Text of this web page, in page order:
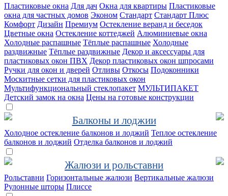
Пластиковые окна Для дач Окна для квартиры Пластиковые
окна для частных домов Эконом Стандарт Стандарт Плюс
Комфорт Дизайн Премиум Остекление веранд и беседок
Цветные окна Остекление коттеджей Алюминиевые окна
Холодные распашные Тёплые распашные Холодные
раздвижные Тёплые раздвижные Декор и аксессуары для
пластиковых окон ПВХ Декор пластиковых окон шпросами
Ручки для окон и дверей Отливы Откосы Подоконники
Москитные сетки для пластиковых окон
Мультифункциональный стеклопакет МУЛЬТИПАКЕТ
Детский замок на окна Цены на готовые конструкции
Балконы и лоджии
Холодное остекление балконов и лоджий Теплое остекление
балконов и лоджий Отделка балконов и лоджий
Жалюзи и рольставни
Рольставни Горизонтальные жалюзи Вертикальные жалюзи
Рулонные шторы Плиссе